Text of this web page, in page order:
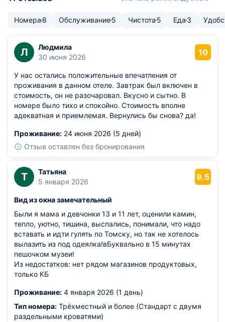
Номера 8 Обслуживание5 Чистота 5 Еда 3
Л
Людмила
30 июня 2026
10
У нас остались положительные впечатления от
проживания в данном отеле. Завтрак был включен в
стоимость, он не разочаровал. Вкусно и сытно. В
номере было тихо и спокойно. Стоимость вполне
адекватная и приемлемая. Вернулись бы снова? да!
Проживание: 24 июня 2026 (5 дней)
Отзыв оставлен без бронирования
Т
Татьяна
5 января 2026
9.5
Вид из окна замечательный
Были я мама и девчонки 13 и 11 лет, оценили камин,
тепло, уютно, тишина, выспались, понимали, что надо
вставать и идти гулять по Томску, но так не хотелось
вылазить из под одеялка!вБуквально в 15 минутах
пешочком музеи!
Из недостатков: нет рядом магазинов продуктовых,
только КБ
Проживание: 4 января 2026 (1 день)
Тип номера: Трёхместный и более (Стандарт с двумя
раздельными кроватями)